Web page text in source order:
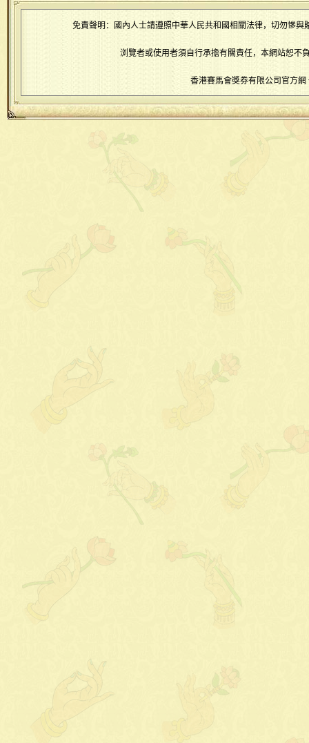
免責聲明：國內人士請遵照中華人民共和國相關法律，切勿慘
浏覽者或使用者須自行承擔有關責任，本網站恕不
香港賽馬會獎券有限公司官方網